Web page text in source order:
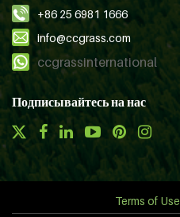
+86 25 6981 1666
info@ccgrass.com
ccgrassinternational
Подписывайтесь на нас
Terms of Use